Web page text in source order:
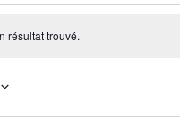
résultat trouvé.